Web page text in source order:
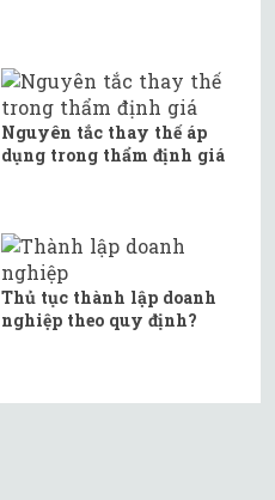
Nguyên tắc thay thế áp
dụng trong thẩm định giá
Thủ tục thành lập doanh
nghiệp theo quy định?